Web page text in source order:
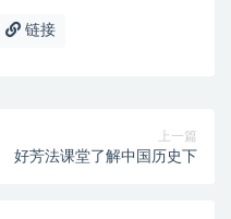
链接
上一篇
好芳法课堂了解中国历史下